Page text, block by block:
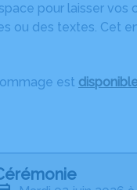
pour laisser
ou des textes. Cet
est